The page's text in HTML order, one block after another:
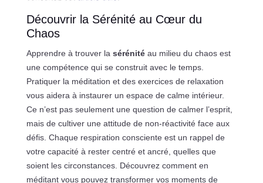
Découvrir la Sérénité au Cœur du
Chaos
Apprendre à trouver la sérénitéau milieu du chaos est
une compétence qui se construit avec le temps.
Pratiquer la méditation et des exercices de relaxation
vous aidera à instaurer un espace de calme intérieur.
Ce n’est pas seulement une question de calmer l’esprit,
mais de cultiver une attitude de non-réactivité face aux
défis. Chaque respiration consciente est un rappel de
votre capacité à rester centré et ancré, quelles que
soient les circonstances. Découvrez comment en
méditant vous pouvez transformer vos moments de